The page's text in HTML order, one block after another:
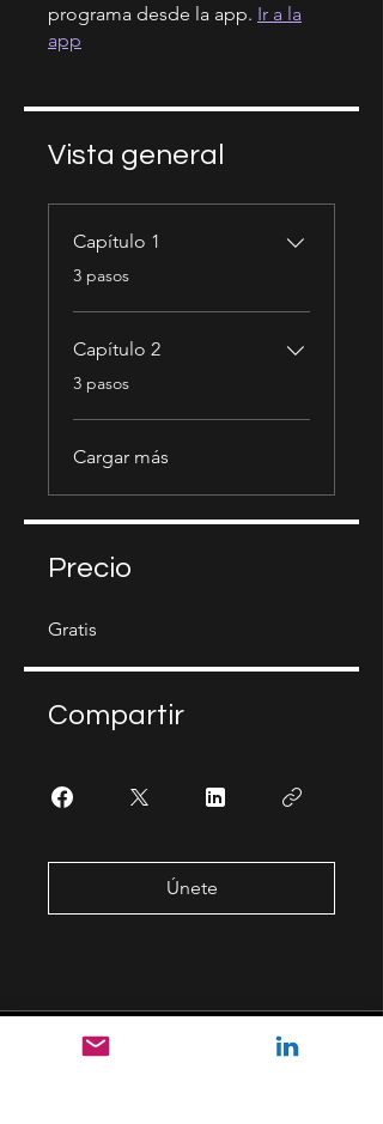
programa desde la app. Ir a la
app
Vista general
Capítulo 1
.
3 pasos
Capítulo 2
.
3 pasos
Cargar más
Precio
Gratis
Compartir
Únete